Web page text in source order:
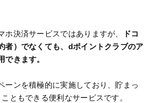
ホ決済サービスではありますが、
ドコ
者）でなくても、dポイントクラブのア
できます。
ーンを積極的に実施しており、貯まっ
ともできる便利なサービスです。